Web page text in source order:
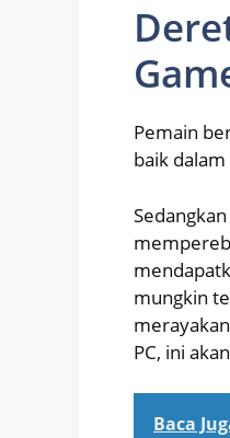
Pemain
baik
mungkin
PC, ini
Baca